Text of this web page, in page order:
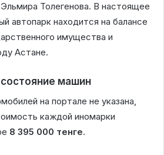
Эльмира Толегенова. В настоящее
автопарк находится на балансе
имущества и
Астане.
машин
на портале не указана,
каждой иномарки
8 395 000 тенге.